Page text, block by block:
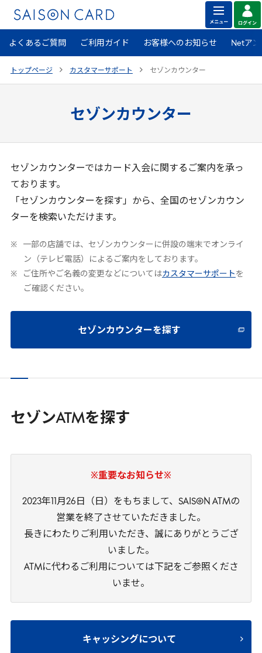
よくあるご質問 ご利用ガイド お客様へのお知らせ Netア
トップページ カスタマーサポート セゾンカウンター
セゾンカウンター
セゾンカウンターではカード入会に関するご案内を承っ
ております。
「セゾンカウンターを探す」から、全国のセゾンカウン
ターを検索いただけます。
一部の店舗では、セゾンカウンターに併設の端末でオンライ
ン（テレビ電話）によるご案内をしております。
ご住所やご名義の変更などについてはカスタマーサポート を
ご確認ください。
セゾンカウンターを探す
セゾンATMを探す
※重要なお知らせ※
2023年11月26日（日）をもちまして、SAISON ATMの
営業を終了させていただきました。
長きにわたりご利用いただき、誠にありがとうござ
いました。
ATMに代わるご利用については下記をご参照くださ
いませ。
キャッシングについて